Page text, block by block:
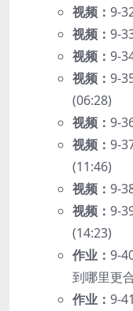
视频： 9-
视频： 9-
视频： 9-
视频： 9-
(06:28)
视频： 9-
视频： 9-
(11:46)
视频： 9-
视频： 9-
(14:23)
作业： 9-
到哪里更
作业： 9-